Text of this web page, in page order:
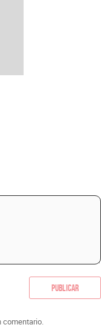
Publicar
comentario.